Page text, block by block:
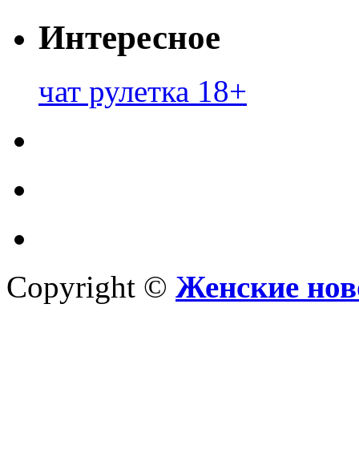
Интересное
чат рулетка 18+
Copyright © Женские